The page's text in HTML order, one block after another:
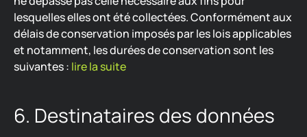
lesquelles elles ont été collectées. Conformément aux
délais de conservation imposés par les lois applicables
et notamment, les durées de conservation sont les
suivantes : lire la suite
6. Destinataires des données